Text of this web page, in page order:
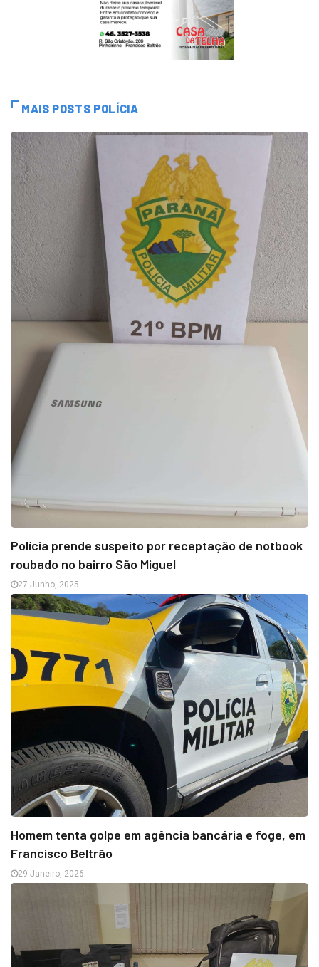
MAIS POSTS POLÍCIA
Polícia prende suspeito por receptação de notbook
roubado no bairro São Miguel
27 Junho, 2025
Homem tenta golpe em agência bancária e foge, em
Francisco Beltrão
29 Janeiro, 2026